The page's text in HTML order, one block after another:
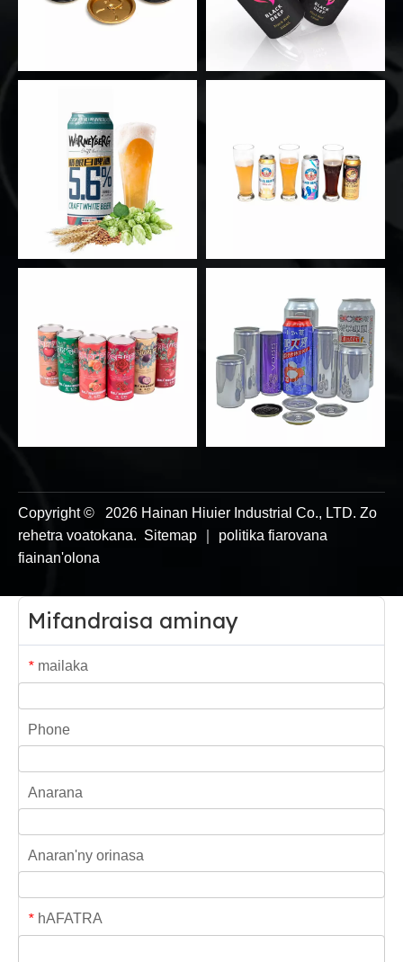
Copyright © 2026 Hainan Hiuier Industrial Co., LTD. Zo
rehetra voatokana. Sitemap
politika fiarovana
fiainan'olona
Mifandraisa aminay
* mailaka
Phone
Anarana
Anaran'ny orinasa
* hAFATRA